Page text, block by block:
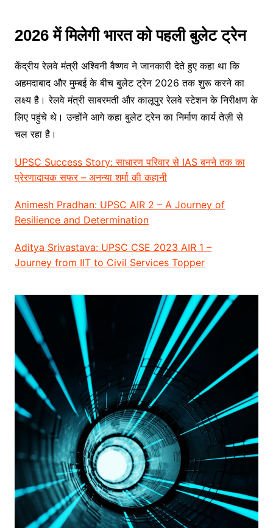
2026 में मिलेगी भारत को पहली बुलेट ट्रेन
केंद्रीय रेलवे मंत्री अश्विनी वैष्णव ने जानकारी देते हुए कहा था कि
अहमदाबाद और मुम्बई के बीच बुलेट ट्रेन 2026 तक शुरू करने का
लक्ष्य है। रेलवे मंत्री साबरमती और कालूपुर रेलवे स्टेशन के निरीक्षण के
लिए पहुंचे थे। उन्होंने आगे कहा बुलेट ट्रेन का निर्माण कार्य तेज़ी से
चल रहा है।
UPSC Success Story: साधारण परिवार से IAS बनने तक का
प्रेरणादायक सफर – अनन्या शर्मा की कहानी
Animesh Pradhan: UPSC AIR 2 – A Journey of
Resilience and Determination
Aditya Srivastava: UPSC CSE 2023 AIR 1 –
Journey from IIT to Civil Services Topper